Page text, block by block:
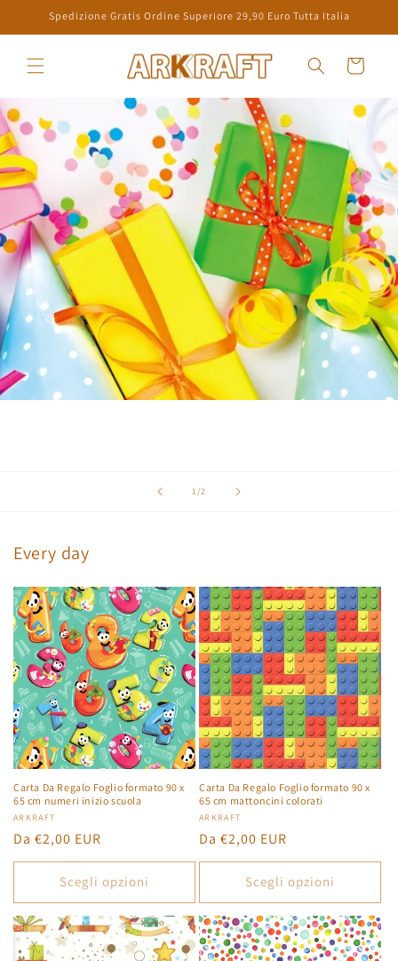
direttamente
ai contenuti
Spedizione Gratis Ordine Superiore 29,90 Euro Tutta Italia
Carrello
1/su2
Every day
Carta Da Regalo Foglio formato 90 x
65 cm numeri inizio scuola
Produttore:
ARKRAFT
Prezzo
di
Da €2,00 EUR
Scegli opzioni
Carta Da Regalo Foglio formato 90 x
65 cm mattoncini colorati
Produttore:
ARKRAFT
Prezzo
di
Da €2,00 EUR
Scegli opzioni